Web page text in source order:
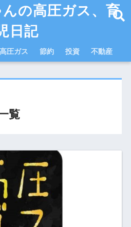
の高圧ガス、育
日記
高圧ガス 節約 投資 不動産
覧